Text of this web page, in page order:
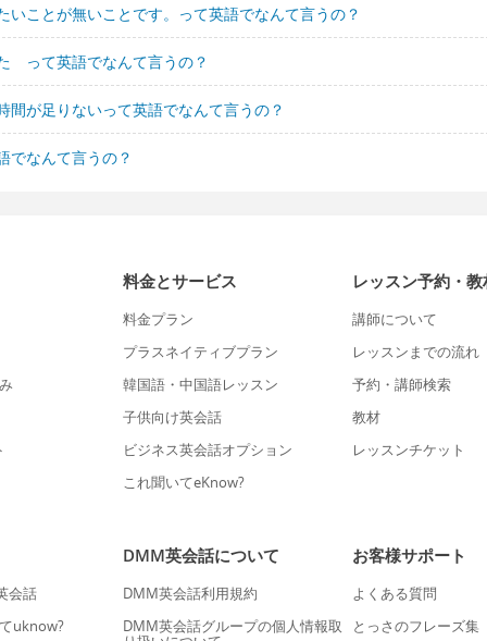
いことが無いことです。って英語でなんて言うの？
って英語でなんて言うの？
間が足りないって英語でなんて言うの？
でなんて言うの？
料金とサービス
料金プラン
プラスネイティブプラン
韓国語・中国語レッスン
子供向け英会話
ビジネス英会話オプション
これ聞いてeKnow?
レッスン予約・教
講師について
レッスンまでの流れ
予約・講師検索
教材
レッスンチケット
会話
uknow?
DMM英会話について
DMM英会話利用規約
DMM英会話グループの個人情報取
お客様サポート
よくある質問
とっさのフレーズ集